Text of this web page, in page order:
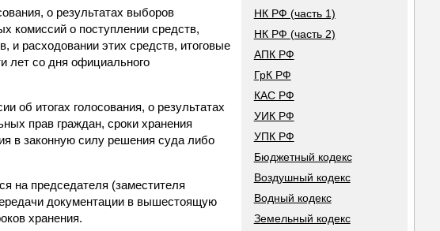
о результатах выборов
комиссий о поступлении средств,
и расходовании этих средств, итоговые
лет со дня официального
об итогах голосования, о результатах
прав граждан, сроки хранения
в законную силу решения суда либо
на председателя (заместителя
документации в вышестоящую
хранения.
НК РФ (часть 1)
НК РФ (часть 2)
АПК РФ
ГрК РФ
КАС РФ
УИК РФ
УПК РФ
Бюджетный кодекс
Воздушный кодекс
Водный кодекс
Земельный кодекс